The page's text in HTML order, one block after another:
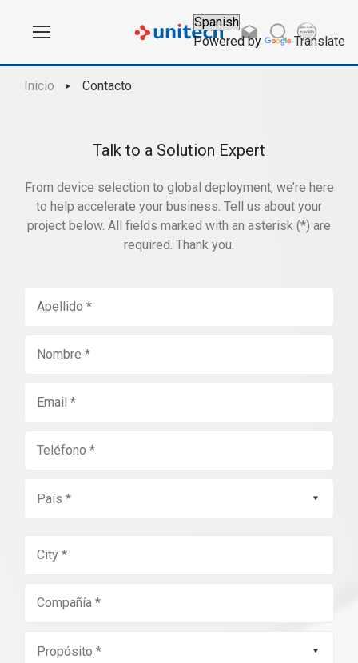
Powered by Translate
Inicio Contacto
Talk to a Solution Expert
From device selection to global deployment, we’re here
to help accelerate your business. Tell us about your
project below. All fields marked with an asterisk (*) are
required. Thank you.